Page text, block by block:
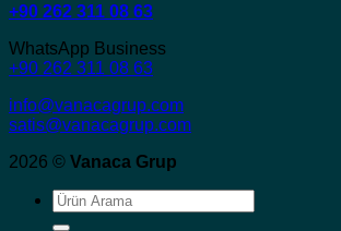
+90 262 311 08 63
WhatsApp Business
+90 262 311 08 63
info@vanacagrup.com
satis@vanacagrup.com
2026 © Vanaca Grup
Ara: